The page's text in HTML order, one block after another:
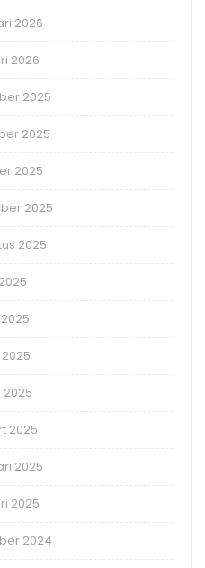
2026
2026
2025
2025
2025
2025
2025
2025
2025
2025
2025
2024